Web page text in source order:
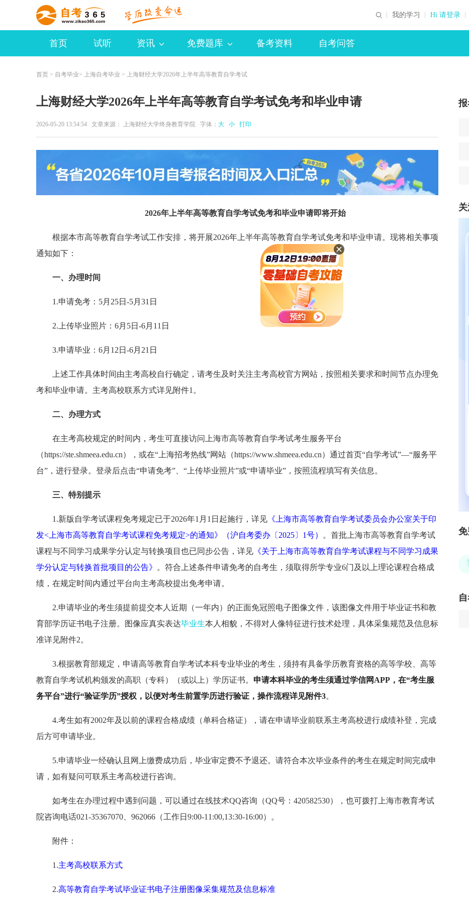
我的学习 Hi 请登录
首页 试听 资讯 免费题库 备考资料 自考问答
首页 > 自考毕业> 上海自考毕业 > 上海财经大学2026年上半年高等教育自学考试
上海财经大学2026年上半年高等教育自学考试免考和毕业申请
2026-05-20 13:54:54 文章来源： 上海财经大学终身教育学院 字体： 大 小 打印
2026年上半年高等教育自学考试免考和毕业申请即将开始
根据本市高等教育自学考试工作安排，将开展2026年上半年高等教育自学考试免考和毕业申请。现将相关事项
通知如下：
一、办理时间
1.申请免考：5月25日-5月31日
2.上传毕业照片：6月5日-6月11日
3.申请毕业：6月12日-6月21日
上述工作具体时间由主考高校自行确定，请考生及时关注主考高校官方网站，按照相关要求和时间节点办理免
考和毕业申请。主考高校联系方式详见附件1。
二、办理方式
在主考高校规定的时间内，考生可直接访问上海市高等教育自学考试考生服务平台
（https://ste.shmeea.edu.cn），或在“上海招考热线”网站（https://www.shmeea.edu.cn）通过首页“自学考试”—“服务平
台”，进行登录。登录后点击“申请免考”、“上传毕业照片”或“申请毕业”，按照流程填写有关信息。
三、特别提示
1.新版自学考试课程免考规定已于2026年1月1日起施行，详见 《上海市高等教育自学考试委员会办公室关于印
发<上海市高等教育自学考试课程免考规定>的通知》（沪自考委办〔2025〕1号） 。 首批上海市高等教育自学考试
课程与不同学习成果学分认定与转换项目也已同步公告，详见 《关于上海市高等教育自学考试课程与不同学习成果
学分认定与转换首批项目的公告》
。符合上述条件申请免考的自考生，须取得所学专业6门及以上理论课程合格成
绩，在规定时间内通过平台向主考高校提出免考申请。
2.申请毕业的考生须提前提交本人近期（一年内）的正面免冠照电子图像文件，该图像文件用于毕业证书和教
育部学历证书电子注册。图像应真实表达毕业生本人相貌，不得对人像特征进行技术处理，具体采集规范及信息标
准详见附件2。
3.根据教育部规定，申请高等教育自学考试本科专业毕业的考生，须持有具备学历教育资格的高等学校、高等
教育自学考试机构颁发的高职（专科）（或以上）学历证书。 申请本科毕业的考生须通过学信网 APP，在“考生服
务平台”进行“验证学历”授权，以便对考生前置学历进行验证，操作流程详见附件3。
4.考生如有2002年及以前的课程合格成绩（单科合格证），请在申请毕业前联系主考高校进行成绩补登，完成
后方可申请毕业。
5.申请毕业一经确认且网上缴费成功后，毕业审定费不予退还。请符合本次毕业条件的考生在规定时间完成申
请，如有疑问可联系主考高校进行咨询。
如考生在办理过程中遇到问题，可以通过在线技术QQ咨询（QQ号：420582530），也可拨打上海市教育考试
院咨询电话021-35367070、962066（工作日9:00-11:00,13:30-16:00）。
附件：
1.主考高校联系方式
2.高等教育自学考试毕业证书电子注册图像采集规范及信息标准